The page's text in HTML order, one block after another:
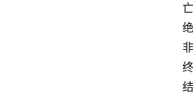
亡
绝
非
终
结